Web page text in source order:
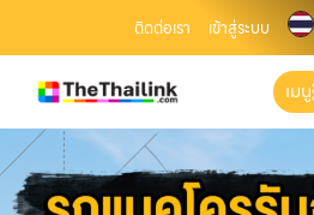
ติดต่อเรา เข้าสู่ระบบ
เมนู